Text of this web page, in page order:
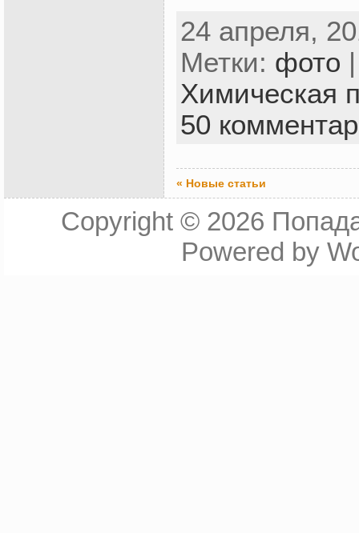
24 апреля,
Метки: фото
Химическая
50
« Новые статьи
Copyright © 2026
Powered by